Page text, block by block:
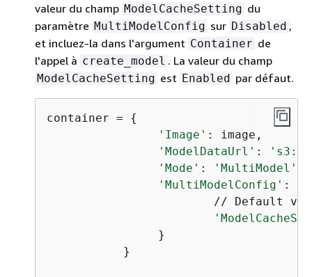
valeur du champ ModelCacheSetting du
paramètre MultiModelConfig sur Disabled ,
et incluez-la dans l'argument Container de
l'appel à create_model . La valeur du champ
ModelCacheSetting est Enabled par défaut.
container = {
'Image' : image,
'ModelDataUrl' : 's3://
'Mode' :
'MultiModel'
'MultiModelConfig' :
// Default
                }
           }